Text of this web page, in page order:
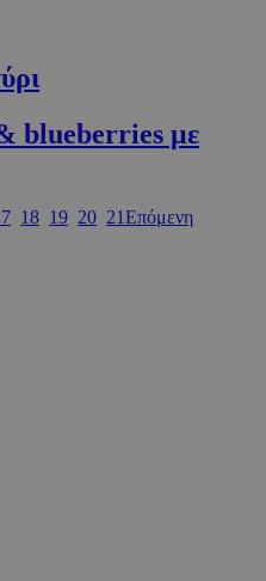
blueberries με
18 19 20 21Επόμενη